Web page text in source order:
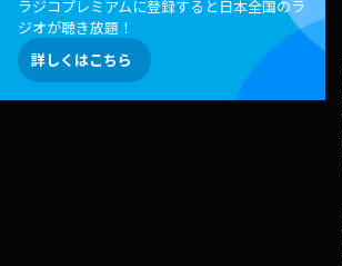
ラジコプレミアムに登録すると日本全国のラ
ジオが聴き放題！
詳しくはこちら